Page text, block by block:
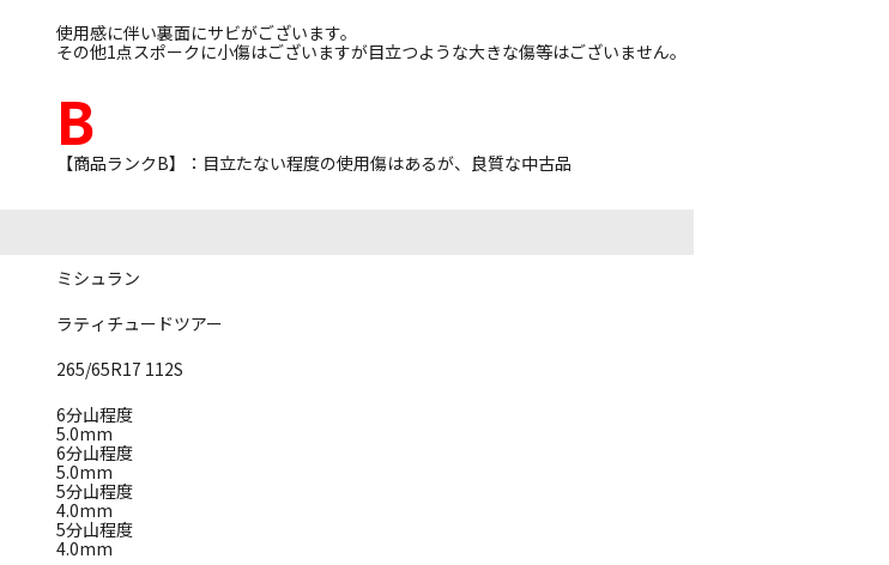
使用感に伴い裏面にサビがございます。
その他1点スポークに小傷はございますが目立つような大きな傷等はございません。
B
【商品ランクB】：目立たない程度の使用傷はあるが、良質な中古品
ミシュラン
ラティチュードツアー
265/65R17 112S
6分山程度
5.0mm
6分山程度
5.0mm
5分山程度
4.0mm
5分山程度
4.0mm